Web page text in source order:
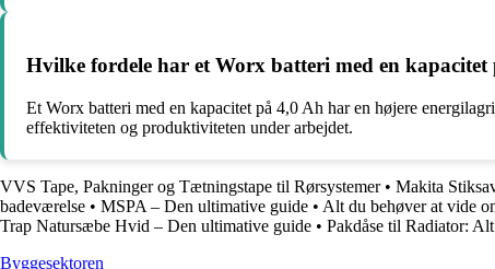
Hvilke fordele har et Worx batteri med en kapacitet
Et Worx batteri med en kapacitet på 4,0 Ah har en højere
effektiviteten og produktiviteten under arbejdet.
VVS Tape, Pakninger og Tætningstape til Rørsystemer• Makita
badeværelse • MSPA – Den ultimative guide • Alt du behøver at vide
Trap Natursæbe Hvid – Den ultimative guide • Pakdåse til Radiator:
Byggesektoren